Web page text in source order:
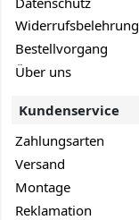
Widerrufsbelehrung
Bestellvorgang
Über uns
Kundenservice
Zahlungsarten
Versand
Montage
Reklamation